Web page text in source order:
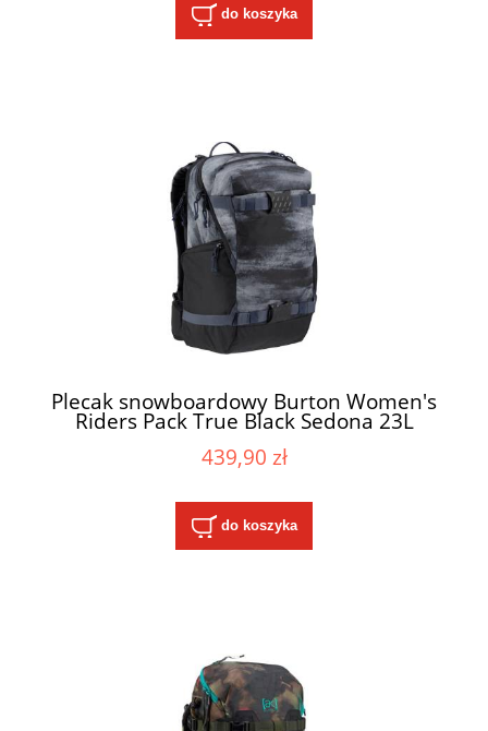
do koszyka
Plecak snowboardowy Burton Women's
Riders Pack True Black Sedona 23L
439,90 zł
do koszyka